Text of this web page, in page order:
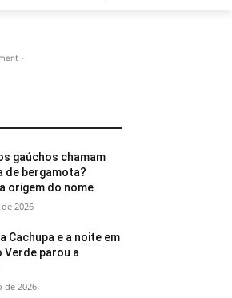
-
gaúchos chamam
de bergamota?
origem do nome
2026
Cachupa e a noite em
Verde parou a
de 2026